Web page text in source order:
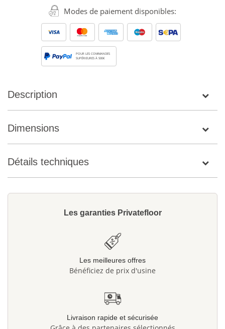
Modes de paiement disponibles:
POUR LES COMMANDES
SUPÉRIEURES À 500€
Description
Dimensions
Détails techniques
Les garanties Privatefloor
Les meilleures offres
Bénéficiez de prix d'usine
Livraison rapide et sécurisée